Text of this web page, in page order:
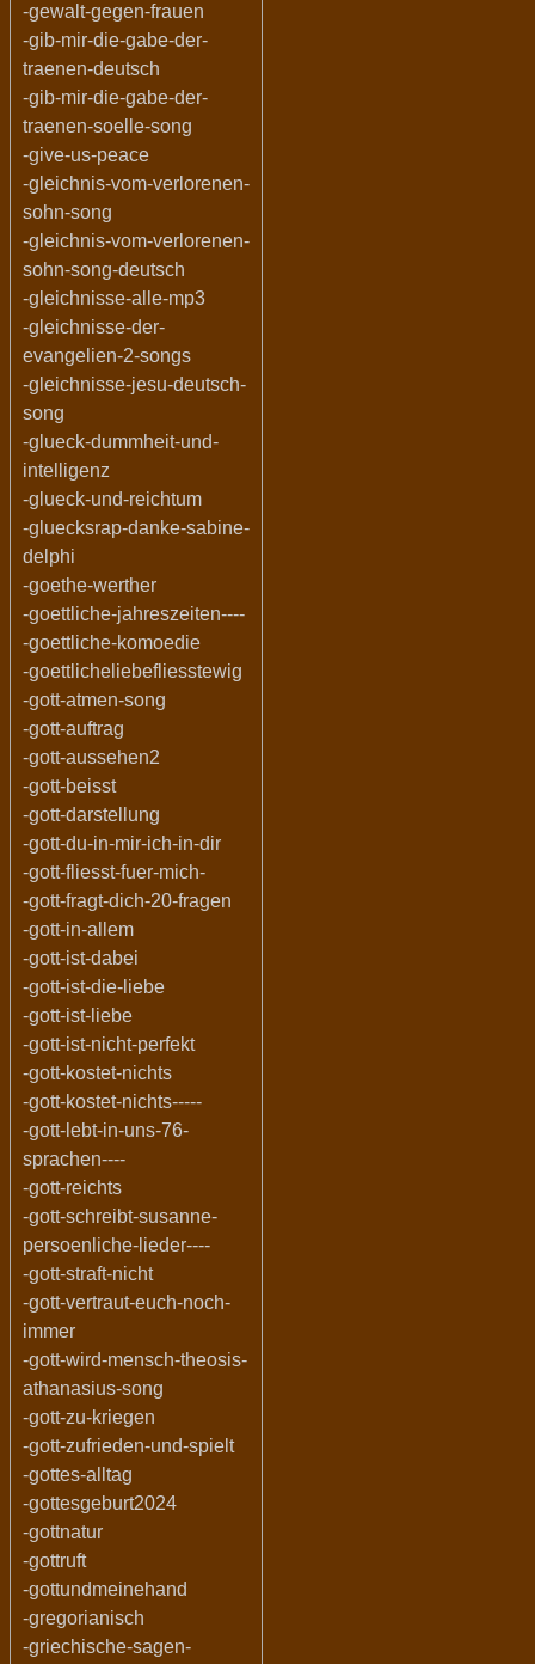
-gewalt-gegen-frauen
-gib-mir-die-gabe-der-
traenen-deutsch
-gib-mir-die-gabe-der-
traenen-soelle-song
-give-us-peace
-gleichnis-vom-verlorenen-
sohn-song
-gleichnis-vom-verlorenen-
sohn-song-deutsch
-gleichnisse-alle-mp3
-gleichnisse-der-
evangelien-2-songs
-gleichnisse-jesu-deutsch-
song
-glueck-dummheit-und-
intelligenz
-glueck-und-reichtum
-gluecksrap-danke-sabine-
delphi
-goethe-werther
-goettliche-jahreszeiten----
-goettliche-komoedie
-goettlicheliebefliesstewig
-gott-atmen-song
-gott-auftrag
-gott-aussehen2
-gott-beisst
-gott-darstellung
-gott-du-in-mir-ich-in-dir
-gott-fliesst-fuer-mich-
-gott-fragt-dich-20-fragen
-gott-in-allem
-gott-ist-dabei
-gott-ist-die-liebe
-gott-ist-liebe
-gott-ist-nicht-perfekt
-gott-kostet-nichts
-gott-kostet-nichts-----
-gott-lebt-in-uns-76-
sprachen----
-gott-reichts
-gott-schreibt-susanne-
persoenliche-lieder----
-gott-straft-nicht
-gott-vertraut-euch-noch-
immer
-gott-wird-mensch-theosis-
athanasius-song
-gott-zu-kriegen
-gott-zufrieden-und-spielt
-gottes-alltag
-gottesgeburt2024
-gottnatur
-gottruft
-gottundmeinehand
-gregorianisch
-griechische-sagen-